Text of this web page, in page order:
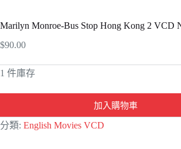
Marilyn Monroe-Bus Stop Hong Kong 2 VCD
$90.00
1 件庫存
加入購物車
A
l
分類: English Movies VCD